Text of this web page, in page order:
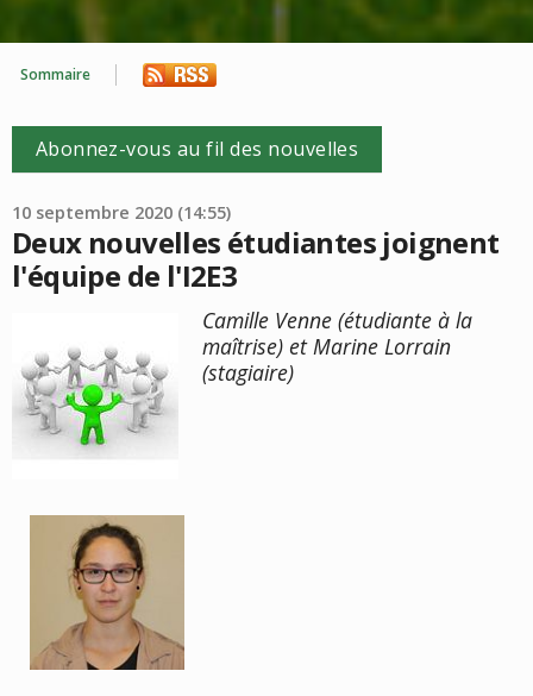
Sommaire
Abonnez-vous au fil des nouvelles
10 septembre 2020 (14:55)
Deux nouvelles étudiantes joignent
l'équipe de l'I2E3
Camille Venne (étudiante à la
maîtrise) et Marine Lorrain
(stagiaire)